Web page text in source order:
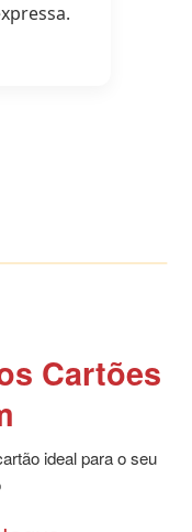
Cartões
ideal para o seu